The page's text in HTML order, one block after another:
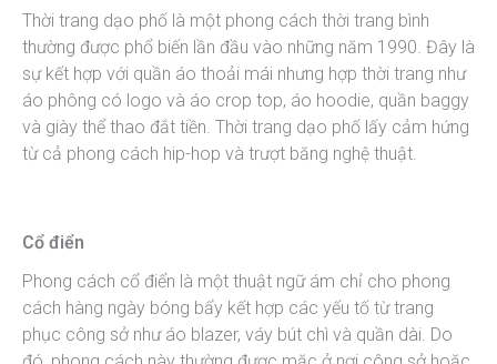
Thời trang dạo phố là một phong cách thời trang bình
thường được phổ biến lần đầu vào những năm 1990. Đây là
sự kết hợp với quần áo thoải mái nhưng hợp thời trang như
áo phông có logo và áo crop top, áo hoodie, quần baggy
và giày thể thao đắt tiền. Thời trang dạo phố lấy cảm hứng
từ cả phong cách hip-hop và trượt băng nghệ thuật.
Cổ điển
Phong cách cổ điển là một thuật ngữ ám chỉ cho phong
cách hàng ngày bóng bẩy kết hợp các yếu tố từ trang
phục công sở như áo blazer, váy bút chì và quần dài. Do